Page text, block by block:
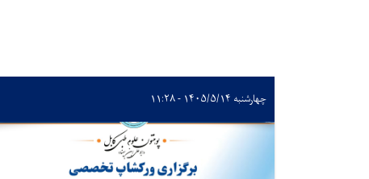
چهارشنبه ۱۴۰۵/۵/۱۴ - ۱۱:۲۸